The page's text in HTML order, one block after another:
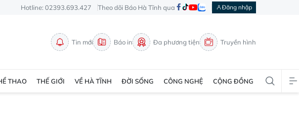
Hotline: 02393.693.427 Theo dõi Báo Hà Tĩnh qua Đăng nhập
Tin mới Báo in Đa phương tiện Truyền hình
THAO THẾ GIỚI VỀ HÀ TĨNH ĐỜI SỐNG CÔNG NGHỆ CỘNG ĐỒNG